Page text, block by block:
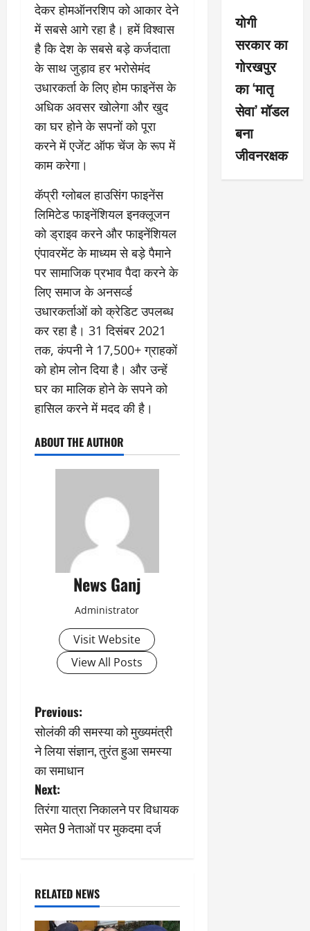
देकर होमऑनरशिप को आकार देने
में सबसे आगे रहा है। हमें विश्वास
है कि देश के सबसे बड़े कर्जदाता
के साथ जुड़ाव हर भरोसेमंद
उधारकर्ता के लिए होम फाइनेंस के
अधिक अवसर खोलेगा और खुद
का घर होने के सपनों को पूरा
करने में एजेंट ऑफ चेंज के रूप में
काम करेगा।
कॅप्री ग्लोबल हाउसिंग फाइनेंस
लिमिटेड फाइनेंशियल इनक्लूजन
को ड्राइव करने और फाइनेंशियल
एंपावरमेंट के माध्यम से बड़े पैमाने
पर सामाजिक प्रभाव पैदा करने के
लिए समाज के अनसर्व्ड
उधारकर्ताओं को क्रेडिट उपलब्ध
कर रहा है। 31 दिसंबर 2021
तक, कंपनी ने 17,500+ ग्राहकों
को होम लोन दिया है। और उन्हें
घर का मालिक होने के सपने को
हासिल करने में मदद की है।
ABOUT THE AUTHOR
News Ganj
Administrator
Visit Website
View All Posts
P
o
s
t
n
v
i
Previous:
सोलंकी की समस्‍या को मुख्‍यमंत्री
ने लिया संज्ञान, तुरंत हुआ समस्‍या
का समाधान
Next:
तिरंगा यात्रा निकालने पर विधायक
समेत 9 नेताओं पर मुकदमा दर्ज
RELATED NEWS
योगी
सरकार का
गोरखपुर
का ‘मातृ
सेवा’ मॉडल
बना
जीवनरक्षक